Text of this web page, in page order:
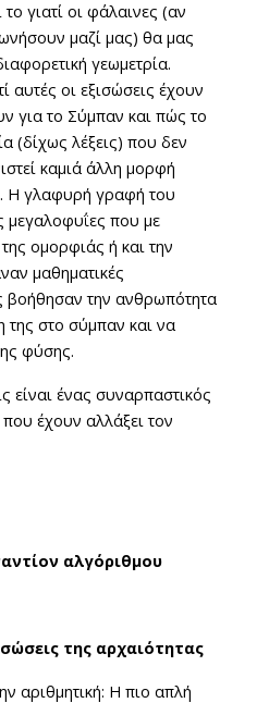
γιατί οι φάλαινες (αν
μαζί μας) θα μας
γεωμετρία.
αυτές οι εξισώσεις έχουν
για το Σύμπαν και πώς το
(δίχως λέξεις) που δεν
καμιά άλλη μορφή
Η γλαφυρή γραφή του
μεγαλοφυΐες που με
ομορφιάς ή και την
μαθηματικές
βοήθησαν την ανθρωπότητα
της στο σύμπαν και να
φύσης.
είναι ένας συναρπαστικός
έχουν αλλάξει τον
αλγόριθμου
της αρχαιότητας
αριθμητική: Η πιο απλή